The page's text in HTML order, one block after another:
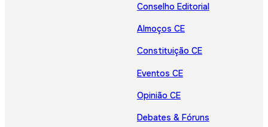
Conselho Editorial
Almoços CE
Constituição CE
Eventos CE
Opinião CE
Debates & Fóruns